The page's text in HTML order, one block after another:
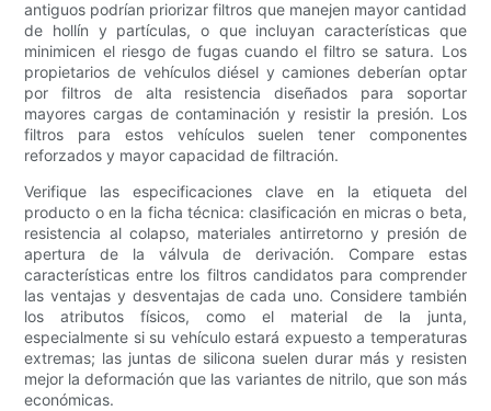
antiguos podrían priorizar filtros que manejen mayor cantidad
de hollín y partículas, o que incluyan características que
minimicen el riesgo de fugas cuando el filtro se satura. Los
propietarios de vehículos diésel y camiones deberían optar
por filtros de alta resistencia diseñados para soportar
mayores cargas de contaminación y resistir la presión. Los
filtros para estos vehículos suelen tener componentes
reforzados y mayor capacidad de filtración.
Verifique las especificaciones clave en la etiqueta del
producto o en la ficha técnica: clasificación en micras o beta,
resistencia al colapso, materiales antirretorno y presión de
apertura de la válvula de derivación. Compare estas
características entre los filtros candidatos para comprender
las ventajas y desventajas de cada uno. Considere también
los atributos físicos, como el material de la junta,
especialmente si su vehículo estará expuesto a temperaturas
extremas; las juntas de silicona suelen durar más y resisten
mejor la deformación que las variantes de nitrilo, que son más
económicas.